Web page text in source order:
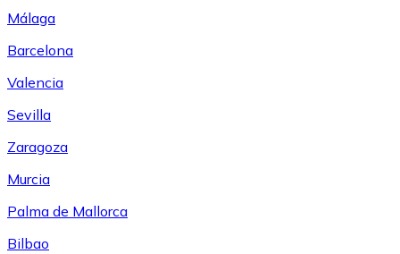
Málaga
Barcelona
Valencia
Sevilla
Zaragoza
Murcia
Palma de Mallorca
Bilbao